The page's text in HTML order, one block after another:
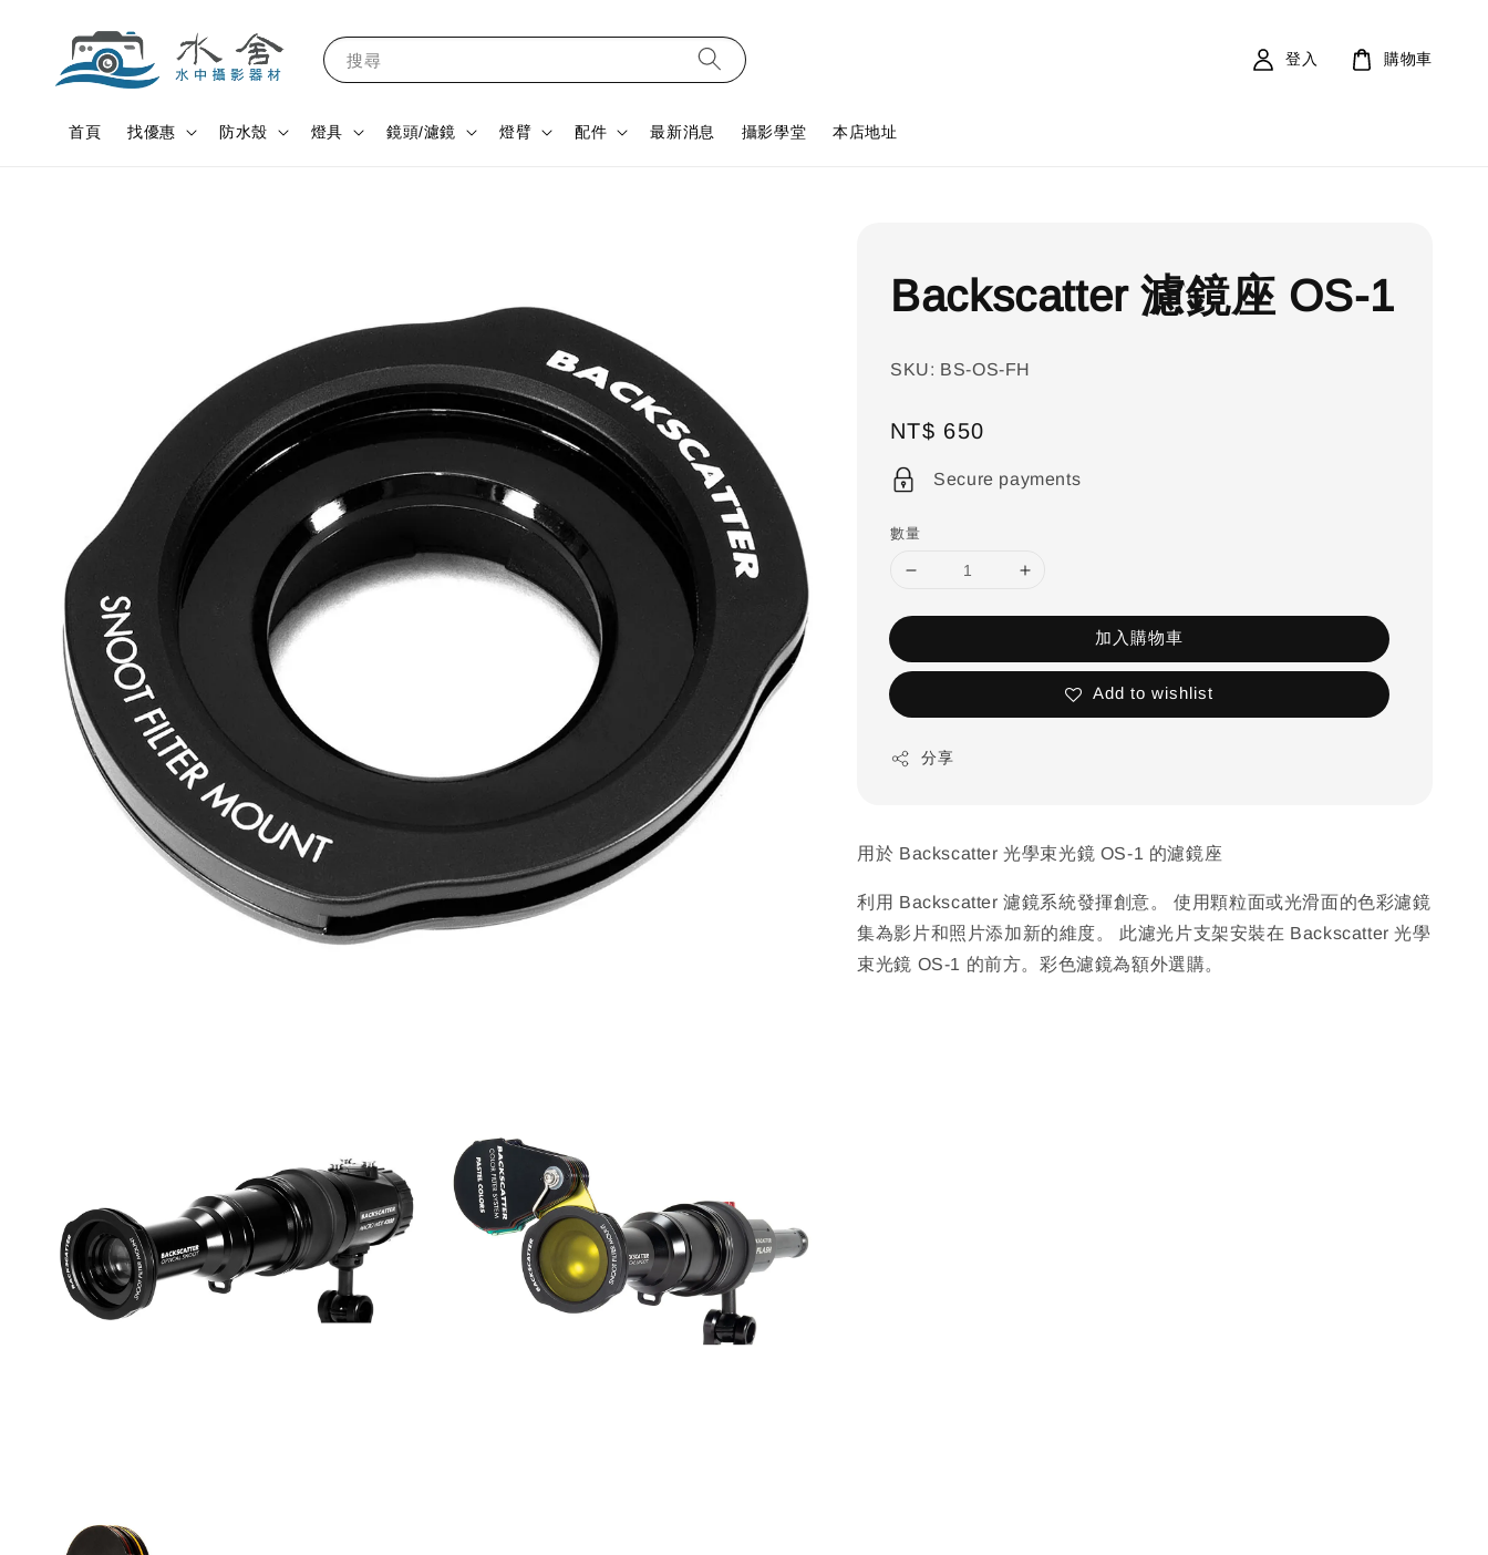
搜尋
首頁 找優惠 防水殼 燈具 鏡頭/濾鏡 燈臂 配件 最新消息 攝影學堂 本店地址
登入 購物車
Backscatter 濾鏡座 OS-1
SKU: BS-OS-FH
Regular
price
NT$ 650
Secure payments
數量
加入購物車
Add to wishlist
分享
用於 Backscatter 光學束光鏡 OS-1 的濾鏡座
利用 Backscatter 濾鏡系統發揮創意。 使用顆粒面或光滑面的色彩濾鏡
集為影片和照片添加新的維度。 此濾光片支架安裝在 Backscatter 光學
束光鏡 OS-1 的前方。彩色濾鏡為額外選購。